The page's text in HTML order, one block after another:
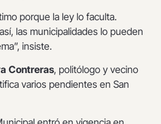
porque la ley lo faculta.
las municipalidades lo pueden
insiste.
Contreras, politólogo y vecino
varios pendientes en San